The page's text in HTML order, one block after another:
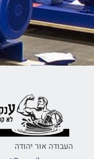
העבודה אור יהודה